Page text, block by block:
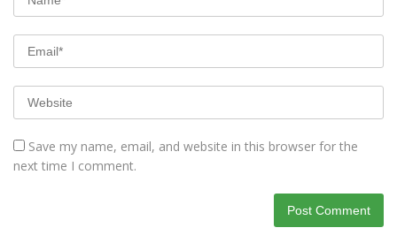
Save my name, email, and website in this browser for the
next time I comment.